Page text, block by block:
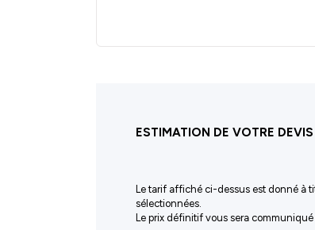
ESTIMATION DE VOTRE DEVIS
Le tarif affiché ci-dessus est donné à
sélectionnées.
Le prix définitif vous sera